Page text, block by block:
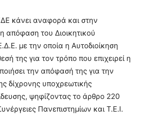
κάνει αναφορά και στην
του Διοικητικού
με την οποία η Αυτοδιοίκηση
της για τον τρόπο που επιχειρεί η
την απόφασή της για την
δίχρονης υποχρεωτικής
ψηφίζοντας το άρθρο 220
Πανεπιστημίων και Τ.Ε.Ι.